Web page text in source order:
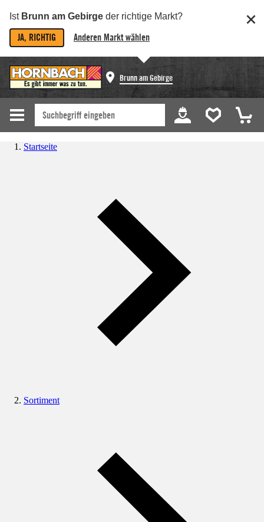
Ist Brunn am Gebirge der richtige Markt?
JA, RICHTIG Anderen Markt wählen
Brunn am Gebirge
Startseite
Sortiment